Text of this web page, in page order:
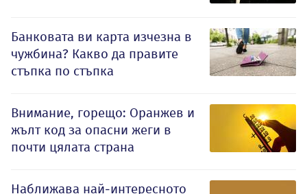
Банковата ви карта изчезна в
чужбина? Какво да правите
стъпка по стъпка
Внимание, горещо: Оранжев и
жълт код за опасни жеги в
почти цялата страна
Наближава най-интересното